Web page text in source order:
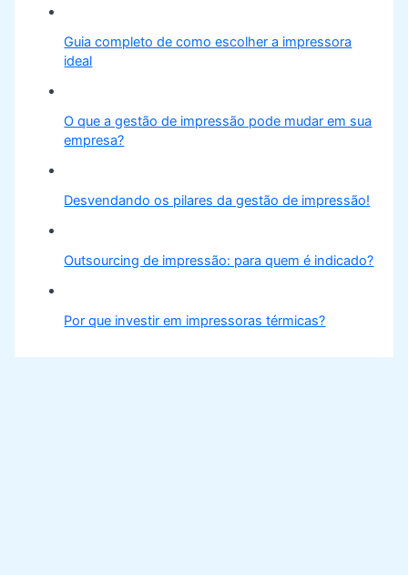
Guia completo de como escolher a impressora
ideal
O que a gestão de impressão pode mudar em sua
empresa?
Desvendando os pilares da gestão de impressão!
Outsourcing de impressão: para quem é indicado?
Por que investir em impressoras térmicas?